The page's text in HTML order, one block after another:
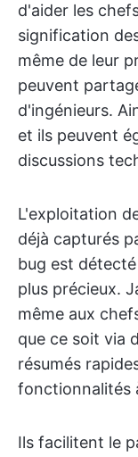
d'aider les
signification
même de leur
peuvent
d'ingénieurs.
et ils peuvent
discussions
L'exploitation
déjà capturés
bug est
plus précieux.
même aux
que ce soit via
résumés
fonctionnalités
Ils facilitent le